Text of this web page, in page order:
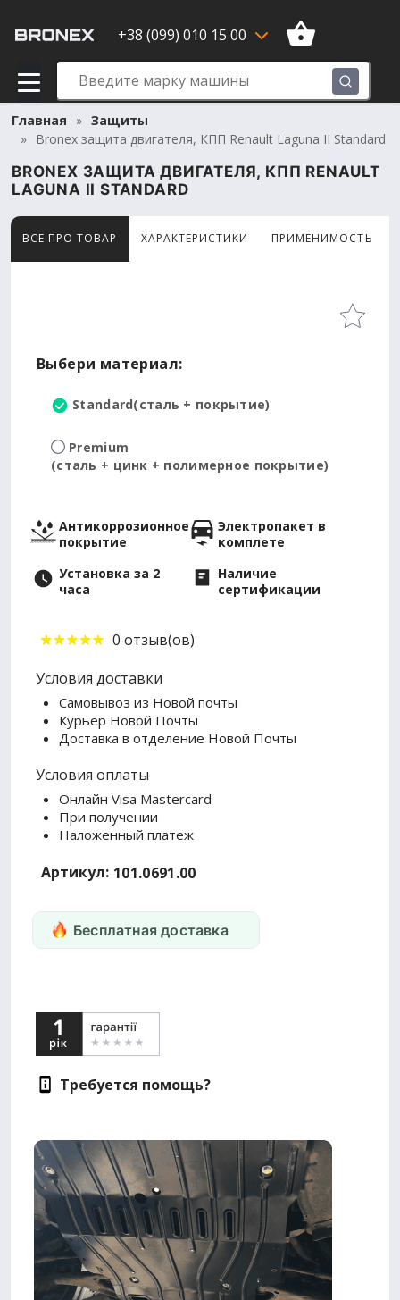
+38 (099) 010 15 00
Главная
Защиты
Bronex защита двигателя, КПП Renault Laguna II Standard
BRONEX ЗАЩИТА ДВИГАТЕЛЯ, КПП RENAULT
LAGUNA II STANDARD
ВСЕ ПРО ТОВАР ХАРАКТЕРИСТИКИ ПРИМЕНИМОСТЬ
Товар просматривают сейчас 14 человек
Выбери материал:
Standard(сталь + покрытие)
Premium
(сталь + цинк + полимерное покрытие)
Антикоррозионное
покрытие
Электропакет в
комплете
Установка за 2
часа
Наличие
сертификации
0 отзыв(ов)
Условия доставки
Самовывоз из Новой почты
Курьер Новой Почты
Доставка в отделение Новой Почты
Условия оплаты
Онлайн Visa Mastercard
При получении
Наложенный платеж
Артикул: 101.0691.00
Бесплатная доставка
Требуется помощь?